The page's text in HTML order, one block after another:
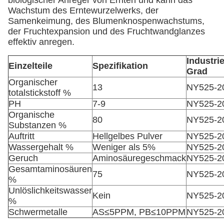
Wachstum des Erntewurzelwerks, der
Samenkeimung, des Blumenknospenwachstums,
der Fruchtexpansion und des Fruchtwandglanzes
effektiv anregen.
Einzelteile Spezifikation
Grad
Organischer
totalstickstoff %
13
NY525-
PH
7-9
NY525-
Organische
Substanzen %
80
NY525-
Auftritt
Hellgelbes Pulver
NY525-
Wassergehalt %
Weniger als 5%
NY525-
Geruch
AminosäuregeschmackNY525-
Gesamtaminosäuren
%
75
NY525-
Unlöslichkeitswasser
%
Kein
NY525-
Schwermetalle
AS≤5PPM, PB≤10PPM NY525-